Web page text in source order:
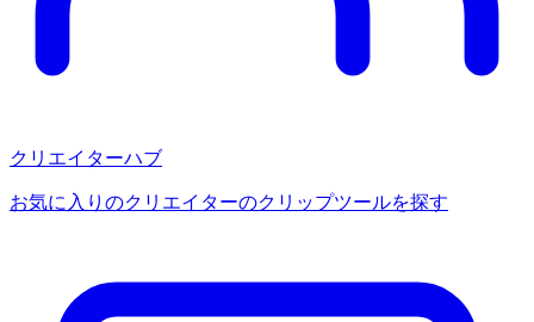
クリエイターハブ
お気に入りのクリエイターのクリップツールを探す